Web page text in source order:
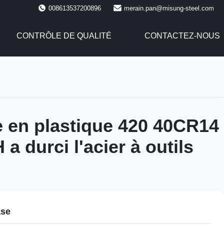
008613537200896 merain.pan@misung-steel.com
CONTRÔLE DE QUALITÉ CONTACTEZ-NOUS
en plastique 420 40CR14
a durci l'acier à outils